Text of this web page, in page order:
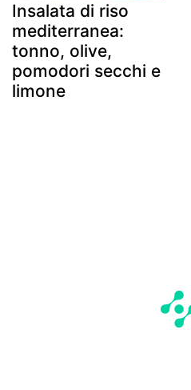
Insalata di riso
mediterranea:
tonno, olive,
pomodori secchi e
limone